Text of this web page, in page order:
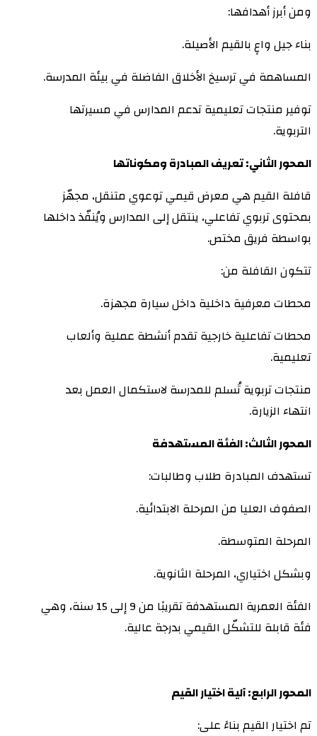
ومن أبرز أهدافها:
بناء جيل واعٍ بالقيم الأصيلة.
المساهمة في ترسيخ الأخلاق الفاضلة في بيئة المدرسة.
توفير منتجات تعليمية تدعم المدارس في مسيرتها
التربوية.
المحور الثاني: تعريف المبادرة ومكوناتها
قافلة القيم هي معرض قيمي توعوي متنقل، مجهّز
بمحتوى تربوي تفاعلي، ينتقل إلى المدارس ويُنفّذ داخلها
بواسطة فريق مختص.
تتكون القافلة من:
محطات معرفية داخلية داخل سيارة مجهزة.
محطات تفاعلية خارجية تقدم أنشطة عملية وألعاب
تعليمية.
منتجات تربوية تُسلم للمدرسة لاستكمال العمل بعد
انتهاء الزيارة.
المحور الثالث: الفئة المستهدفة
تستهدف المبادرة طلاب وطالبات:
الصفوف العليا من المرحلة الابتدائية.
المرحلة المتوسطة.
وبشكل اختياري، المرحلة الثانوية.
الفئة العمرية المستهدفة تقريبًا من 9 إلى 15 سنة، وهي
فئة قابلة للتشكّل القيمي بدرجة عالية.
المحور الرابع: آلية اختيار القيم
تم اختيار القيم بناءً على: